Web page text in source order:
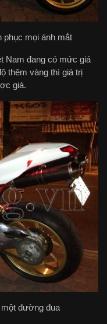
phục mọi ánh mắt
Nam đang có mức giá
thêm vàng thì giá trị
giá.
đường đua